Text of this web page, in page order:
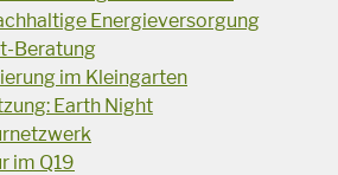
Energieversorgung
Beratung
im Kleingarten
Earth Night
im Q19